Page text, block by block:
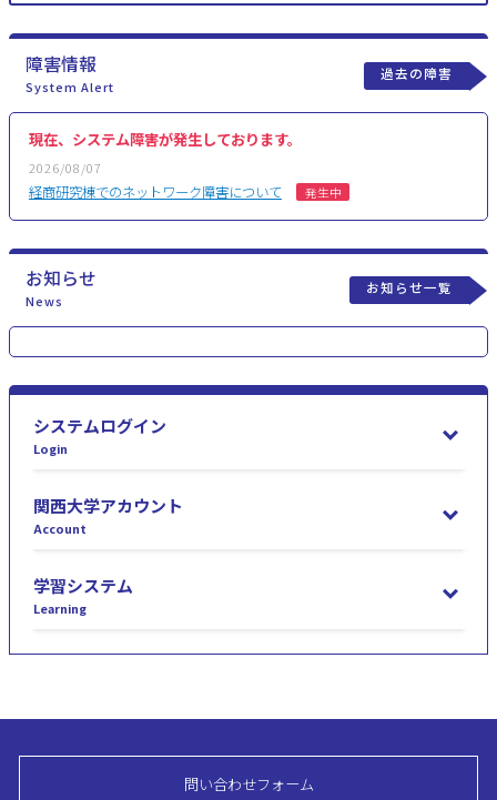
障害情報
System Alert
過去の障害
現在、システム障害が発生しております。
2026/08/07
経商研究棟でのネットワーク障害について 発生中
お知らせ
News
お知らせ一覧
システムログイン
Login
関西大学アカウント
Account
学習システム
Learning
問い合わせフォーム